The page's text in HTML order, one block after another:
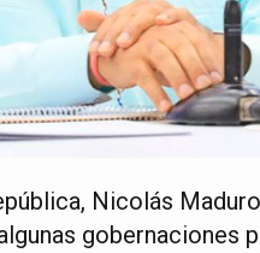
Nicolás
gobernaciones